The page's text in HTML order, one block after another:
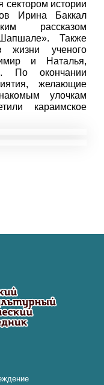
истории
Ирина Баккал
рассказом
Также
жизни ученого
и Наталья,
По окончании
желающие
улочкам
караимское